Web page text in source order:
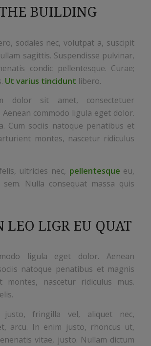
BUILDING
sodales nec, volutpat a, suscipit
sagittis. Suspendisse pulvinar,
condic pellentesque. Curae;
Ut varius tincidunt libero.
dolor sit amet, consectetuer
Aenean commodo ligula eget dolor.
Cum sociis natoque penatibus et
montes, nascetur ridiculus
ultricies nec, pellentesque eu,
Nulla consequat massa quis
LEO LIGR EU QUAT
ligula eget dolor. Aenean
natoque penatibus et magnis
montes, nascetur ridiculus mus.
justo, fringilla vel, aliquet nec,
arcu. In enim justo, rhoncus ut,
vitae, justo. Nullam dictum